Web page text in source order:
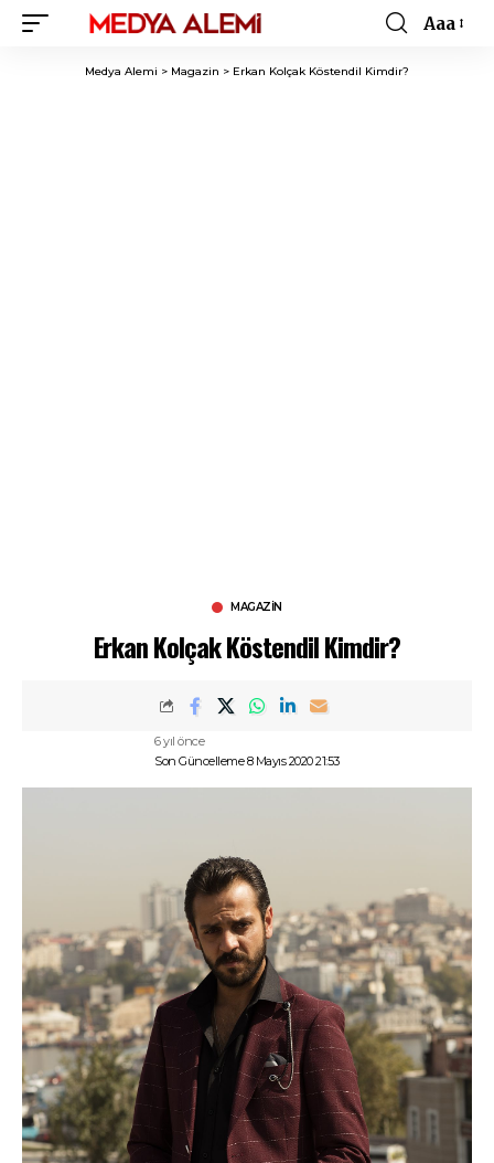
Font
Aaa
Medya Alemi > Magazin > Erkan Kolçak Köstendil Kimdir?
MAGAZIN
Erkan Kolçak Köstendil Kimdir?
Son Güncelleme 8 Mayıs 2020 21:53
6 yıl önce